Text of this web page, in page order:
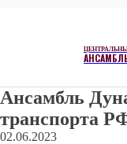
Ансамбль
транспорта
02.06.2023